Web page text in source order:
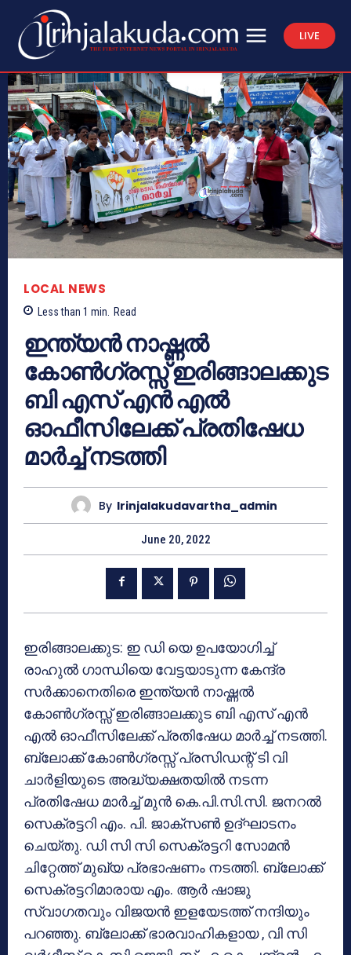
LIVE
LOCAL NEWS
Less than 1 min. Read
ഇന്ത്യൻ നാഷ്ണൽ
കോൺഗ്രസ്സ് ഇരിങ്ങാലക്കുട
ബി എസ് എൻ എൽ
ഓഫീസിലേക്ക് പ്രതിഷേധ
മാർച്ച് നടത്തി
By Irinjalakudavartha_admin
June 20, 2022
ഇരിങ്ങാലക്കുട: ഇ ഡി യെ ഉപയോഗിച്ച്
രാഹുൽ ഗാന്ധിയെ വേട്ടയാടുന്ന കേന്ദ്ര
സർക്കാനെതിരെ ഇന്ത്യൻ നാഷ്ണൽ
കോൺഗ്രസ്സ് ഇരിങ്ങാലക്കുട ബി എസ് എൻ
എൽ ഓഫീസിലേക്ക് പ്രതിഷേധ മാർച്ച് നടത്തി.
ബ്ലോക്ക് കോൺഗ്രസ്സ് പ്രസിഡന്റ് ടി വി
ചാർളിയുടെ അദ്ധ്യക്ഷതയിൽ നടന്ന
പ്രതിഷേധ മാർച്ച് മുൻ കെ.പി.സി.സി. ജനറൽ
സെക്രട്ടറി എം. പി. ജാക്സൺ ഉദ്ഘാടനം
ചെയ്തു. ഡി സി സി സെക്രട്ടറി സോമൻ
ചിറ്റേത്ത് മുഖ്യ പ്രഭാഷണം നടത്തി. ബ്ലോക്ക്
സെക്രട്ടറിമാരായ എം. ആർ ഷാജു
സ്വാഗതവും വിജയൻ ഇളയേടത്ത് നന്ദിയും
പറഞ്ഞു. ബ്ലോക്ക് ഭാരവാഹികളായ , വി സി